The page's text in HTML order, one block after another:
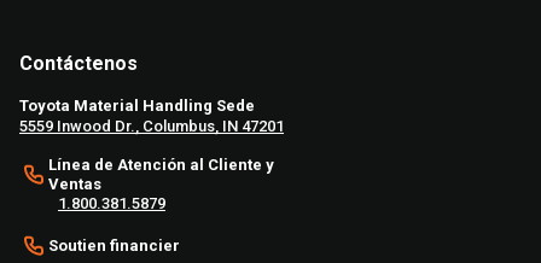
Contáctenos
Toyota Material Handling Sede
5559 Inwood Dr., Columbus, IN 47201
Línea de Atención al Cliente y
Ventas
1.800.381.5879
Soutien financier